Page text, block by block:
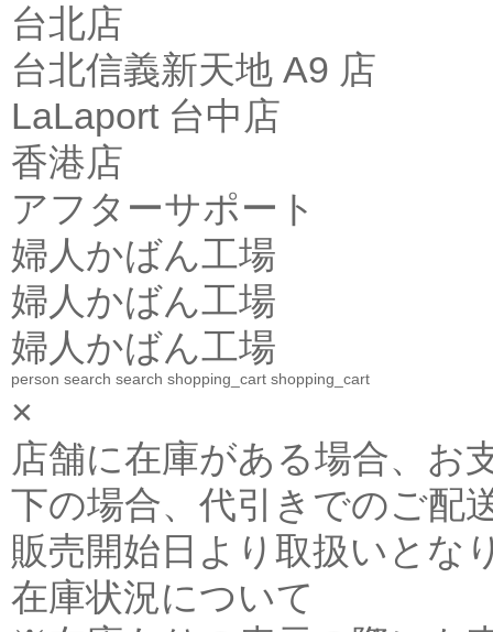
台北店
台北信義新天地 A9 店
LaLaport 台中店
香港店
アフターサポート
婦人かばん工場
婦人かばん工場
婦人かばん工場
person search search shopping_cart shopping_cart
×
店舗に在庫がある場合、お
下の場合、代引きでのご配
販売開始日より取扱いとな
在庫状況について